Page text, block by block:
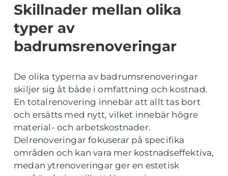
Skillnader mellan olika
typer av
badrumsrenoveringar
De olika typerna av badrumsrenoveringar
skiljer sig åt både i omfattning och kostnad.
En totalrenovering innebär att allt tas bort
och ersätts med nytt, vilket innebär högre
material- och arbetskostnader.
Delrenoveringar fokuserar på specifika
områden och kan vara mer kostnadseffektiva,
medan ytrenoveringar ger en estetisk